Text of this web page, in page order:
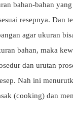
bahan-bahan
resepnya. Dan
agar ukuran
bahan, maka
dan urutan
Nah ini
(cooking) dan